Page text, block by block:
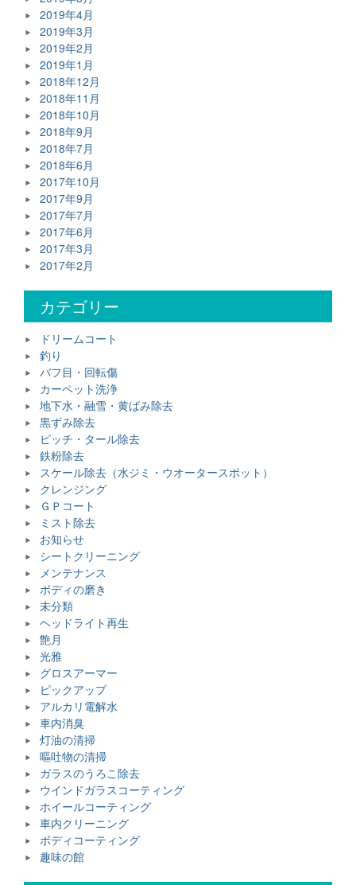
2019年4月
2019年3月
2019年2月
2019年1月
2018年12月
2018年11月
2018年10月
2018年9月
2018年7月
2018年6月
2017年10月
2017年9月
2017年7月
2017年6月
2017年3月
2017年2月
カテゴリー
ドリームコート
釣り
バフ目・回転傷
カーペット洗浄
地下水・融雪・黄ばみ除去
黒ずみ除去
ピッチ・タール除去
鉄粉除去
スケール除去（水ジミ・ウオータースポット）
クレンジング
ＧＰコート
ミスト除去
お知らせ
シートクリーニング
メンテナンス
ボディの磨き
未分類
ヘッドライト再生
艶月
光雅
グロスアーマー
ピックアップ
アルカリ電解水
車内消臭
灯油の清掃
嘔吐物の清掃
ガラスのうろこ除去
ウインドガラスコーティング
ホイールコーティング
車内クリーニング
ボディコーティング
趣味の館